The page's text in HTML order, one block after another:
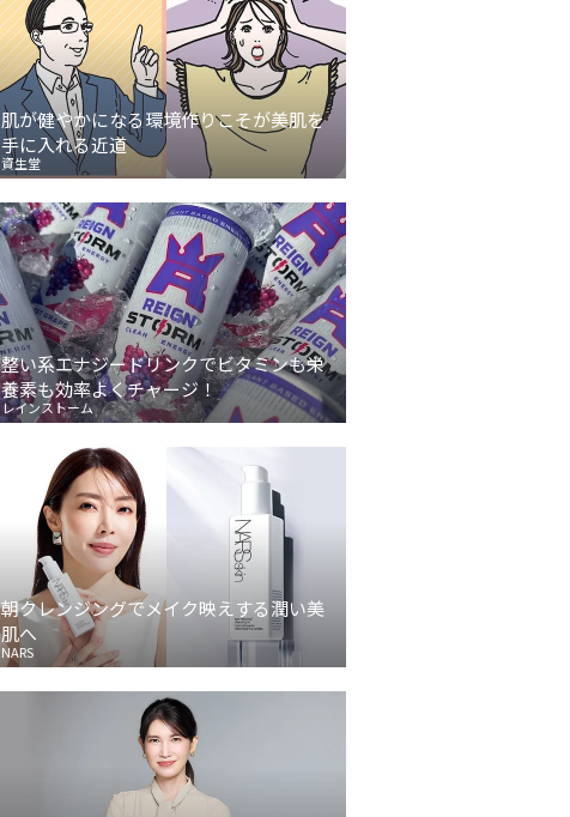
肌が健やかになる環境作りこそが美肌を
手に入れる近道
資生堂
整い系エナジードリンクでビタミンも栄
養素も効率よくチャージ！
レインストーム
朝クレンジングでメイク映えする潤い美
肌へ
NARS